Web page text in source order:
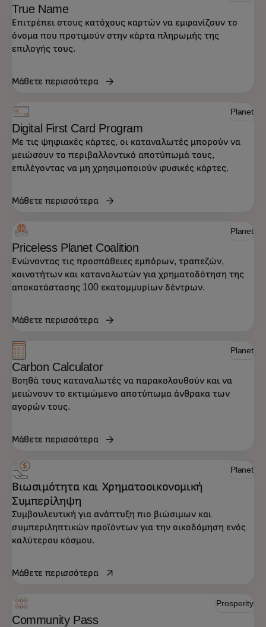
Ανακαλύψτε μερικές από τις καινοτόμες
λύσεις της Mastercard για να βοηθήσετε την
επιχείρησή σας να συμβάλλει ουσιαστικά.
True Name
Επιτρέπει στους κατόχους καρτών να εμφανίζουν το
όνομα που προτιμούν στην κάρτα πληρωμής της
επιλογής τους.
Μάθετε περισσότερα
Planet
Digital First Card Program
Με τις ψηφιακές κάρτες, οι καταναλωτές μπορούν να
μειώσουν το περιβαλλοντικό αποτύπωμά τους,
επιλέγοντας να μη χρησιμοποιούν φυσικές κάρτες.
Μάθετε περισσότερα
Planet
Priceless Planet Coalition
Ενώνοντας τις προσπάθειες εμπόρων, τραπεζών,
κοινοτήτων και καταναλωτών για χρηματοδότηση της
αποκατάστασης 100 εκατομμυρίων δέντρων.
Μάθετε περισσότερα
Planet
Carbon Calculator
Βοηθά τους καταναλωτές να παρακολουθούν και να
μειώνουν το εκτιμώμενο αποτύπωμα άνθρακα των
αγορών τους.
Μάθετε περισσότερα
Planet
Βιωσιμότητα και Χρηματοοικονομική
Συμπερίληψη
Συμβουλευτική για ανάπτυξη πιο βιώσιμων και
συμπεριληπτικών προϊόντων για την οικοδόμηση ενός
καλύτερου κόσμου.
Μάθετε περισσότεραopens in a new tab
Prosperity
Community Pass